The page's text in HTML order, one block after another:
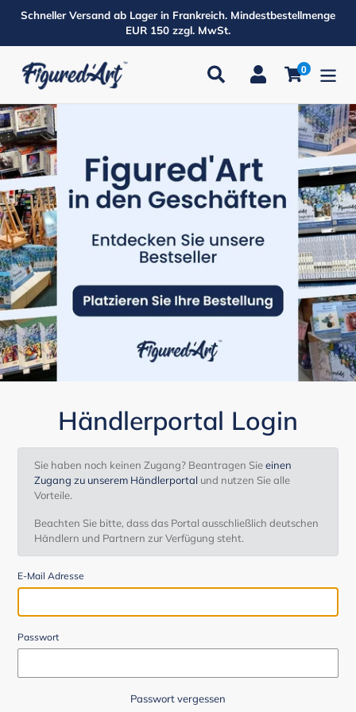
Schneller Versand ab Lager in Frankreich. Mindestbestellmenge
EUR 150 zzgl. MwSt.
Suchen Einloggen
0Produkte
Händlerportal Login
Sie haben noch keinen Zugang? Beantragen Sieeinen
Zugang zu unserem Händlerportal und nutzen Sie alle
Vorteile.
Beachten Sie bitte, dass das Portal ausschließlich deutschen
Händlern und Partnern zur Verfügung steht.
E-Mail Adresse
Passwort
Passwort vergessen